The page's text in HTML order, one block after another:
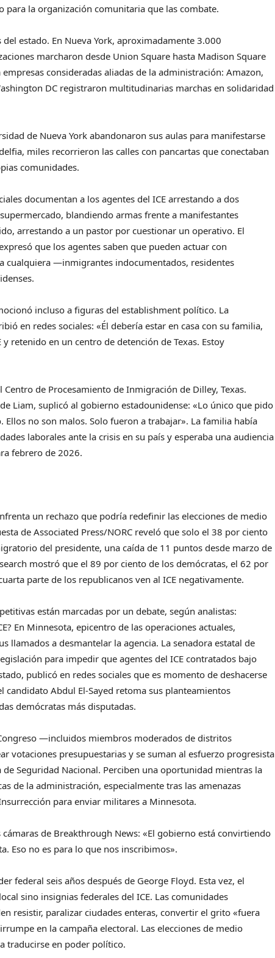
para la organización comunitaria que las combate.
estado. En Nueva York, aproximadamente 3.000
marcharon desde Union Square hasta Madison Square
consideradas aliadas de la administración: Amazon,
DC registraron multitudinarias marchas en solidaridad
de Nueva York abandonaron sus aulas para manifestarse
miles recorrieron las calles con pancartas que conectaban
comunidades.
documentan a los agentes del ICE arrestando a dos
blandiendo armas frente a manifestantes
arrestando a un pastor por cuestionar un operativo. El
que los agentes saben que pueden actuar con
cualquiera —inmigrantes indocumentados, residentes
incluso a figuras del establishment político. La
en redes sociales: «Él debería estar en casa con su familia,
retenido en un centro de detención de Texas. Estoy
de Procesamiento de Inmigración de Dilley, Texas.
Liam, suplicó al gobierno estadounidense: «Lo único que pido
no son malos. Solo fueron a trabajar». La familia había
laborales ante la crisis en su país y esperaba una audiencia
febrero de 2026.
un rechazo que podría redefinir las elecciones de medio
de Associated Press/NORC reveló que solo el 38 por ciento
del presidente, una caída de 11 puntos desde marzo de
mostró que el 89 por ciento de los demócratas, el 62 por
parte de los republicanos ven al ICE negativamente.
están marcadas por un debate, según analistas:
En Minnesota, epicentro de las operaciones actuales,
llamados a desmantelar la agencia. La senadora estatal de
para impedir que agentes del ICE contratados bajo
publicó en redes sociales que es momento de deshacerse
candidato Abdul El-Sayed retoma sus planteamientos
demócratas más disputadas.
—incluidos miembros moderados de distritos
votaciones presupuestarias y se suman al esfuerzo progresista
Seguridad Nacional. Perciben una oportunidad mientras la
de la administración, especialmente tras las amenazas
para enviar militares a Minnesota.
de Breakthrough News: «El gobierno está convirtiendo
Eso no es para lo que nos inscribimos».
federal seis años después de George Floyd. Esta vez, el
sino insignias federales del ICE. Las comunidades
resistir, paralizar ciudades enteras, convertir el grito «fuera
en la campaña electoral. Las elecciones de medio
traducirse en poder político.